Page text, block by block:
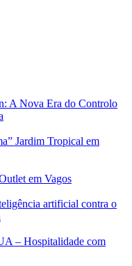
A Nova Era do Controlo
Jardim Tropical em
em Vagos
artificial contra o
– Hospitalidade com